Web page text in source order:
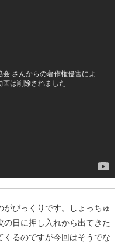
びっくりです。しょっちゅ
の日に押し入れから出てきた
くるのですが今回はそうでな